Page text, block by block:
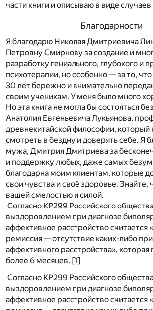
части книги и описываю в виде
Благодарности
Я благодарю Николая Дмитриевича
Петровну Смирнову за создание и
разработку гениального, глубокого и
психотерапии, но особенно — за то,
30 лет бережно и внимательно
своим ученикам. У меня было много
Но эта книга не могла бы состояться
Анатолия Евгеньевича Лукьянова,
древнекитайской философии, который
смотреть в бездну и доверять себе. Я
мужа, Дмитрия Дмитриева за
и поддержку любых, даже самых
благодарна моим клиентам, которые
свои чувства и своё здоровье. Знайте,
вашей смелостью и силой.
Согласно КР299 Российского
выздоровлением при диагнозе
аффективное расстройство считается
ремиссия — отсутствие каких-либо
аффективного расстройства»,
более 6 месяцев. [1]
Согласно КР299 Российского
выздоровлением при диагнозе
аффективное расстройство считается